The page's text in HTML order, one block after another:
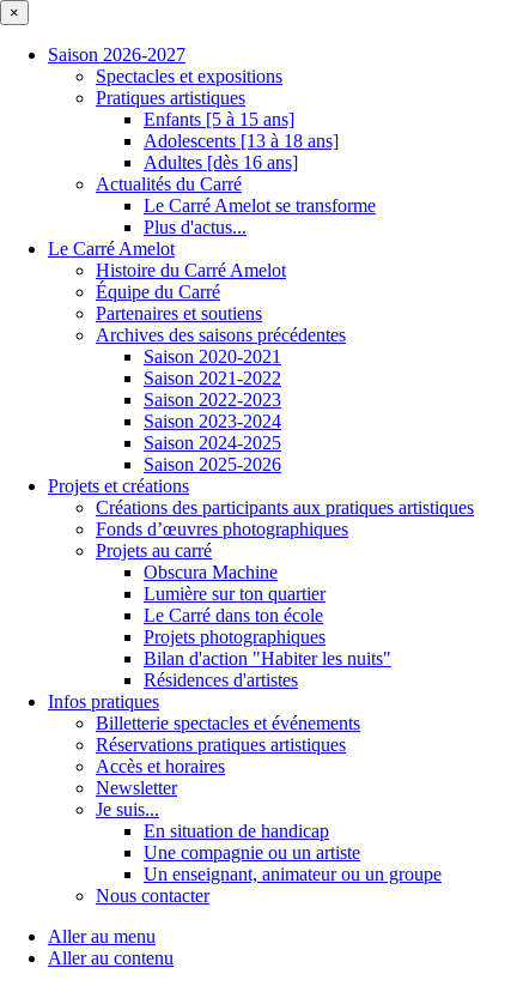
×
Saison 2026-2027
Spectacles et expositions
Pratiques artistiques
Enfants [5 à 15 ans]
Adolescents [13 à 18 ans]
Adultes [dès 16 ans]
Actualités du Carré
Le Carré Amelot se transforme
Plus d'actus...
Le Carré Amelot
Histoire du Carré Amelot
Équipe du Carré
Partenaires et soutiens
Archives des saisons précédentes
Saison 2020-2021
Saison 2021-2022
Saison 2022-2023
Saison 2023-2024
Saison 2024-2025
Saison 2025-2026
Projets et créations
Créations des participants aux pratiques artistiques
Fonds d’œuvres photographiques
Projets au carré
Obscura Machine
Lumière sur ton quartier
Le Carré dans ton école
Projets photographiques
Bilan d'action "Habiter les nuits"
Résidences d'artistes
Infos pratiques
Billetterie spectacles et événements
Réservations pratiques artistiques
Accès et horaires
Newsletter
Je suis...
En situation de handicap
Une compagnie ou un artiste
Un enseignant, animateur ou un groupe
Nous contacter
Aller au menu
Aller au contenu